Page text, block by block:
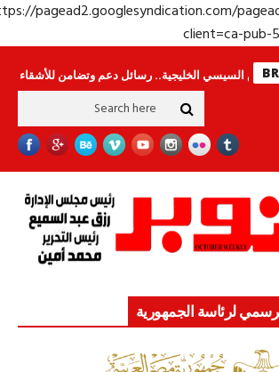
https://pagead2.googlesyndication.com/
client=ca-
رسائل دعم وتضامن للأشقاء جهاز مستقبل
لرئاسة الجمهورية